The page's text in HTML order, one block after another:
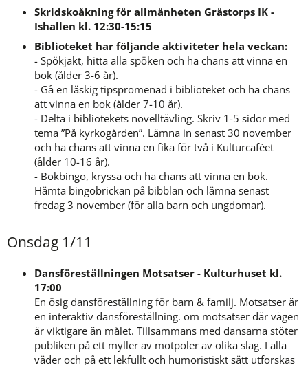
Skridskoåkning för allmänheten Grästorps IK -
Ishallen kl. 12:30-15:15
Biblioteket har följande aktiviteter hela veckan:
- Spökjakt, hitta alla spöken och ha chans att vinna en
bok (ålder 3-6 år).
- Gå en läskig tipspromenad i biblioteket och ha chans
att vinna en bok (ålder 7-10 år).
- Delta i bibliotekets novelltävling. Skriv 1-5 sidor med
tema ”På kyrkogården”. Lämna in senast 30 november
och ha chans att vinna en fika för två i Kulturcaféet
(ålder 10-16 år).
- Bokbingo, kryssa och ha chans att vinna en bok.
Hämta bingobrickan på bibblan och lämna senast
fredag 3 november (för alla barn och ungdomar).
Onsdag 1/11
Dansföreställningen Motsatser - Kulturhuset kl.
17:00
En ösig dansföreställning för barn & familj. Motsatser är
en interaktiv dansföreställning. om motsatser där vägen
är viktigare än målet. Tillsammans med dansarna stöter
publiken på ett myller av motpoler av olika slag. I alla
väder och på ett lekfullt och humoristiskt sätt utforskas